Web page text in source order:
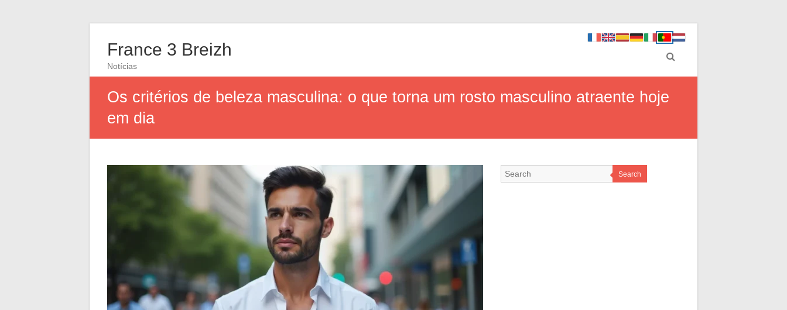
France 3 Breizh
Notícias
Os critérios de beleza masculina: o que torna um rosto masculino atraente hoje
em dia
Search